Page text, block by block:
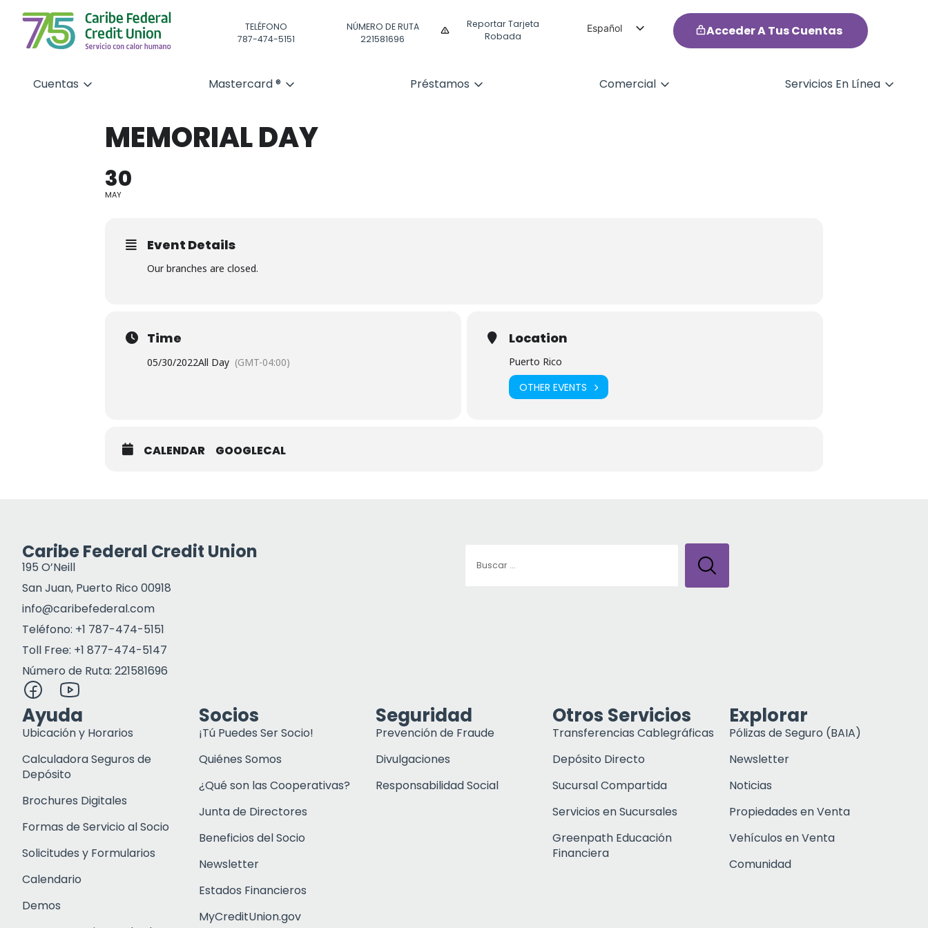
TELÉFONO
787-474-5151
NÚMERO DE RUTA
221581696
Reportar Tarjeta
Robada
Español
Acceder A Tus Cuentas
Cuentas Mastercard ® Préstamos Comercial Servicios En Línea
MEMORIAL DAY
30
MAY
Event Details
Our branches are closed.
Time
05/30/2022All Day (GMT-04:00)
Location
Puerto Rico
OTHER EVENTS
CALENDAR GOOGLECAL
Caribe Federal Credit Union
195 O’Neill
San Juan, Puerto Rico 00918
info@caribefederal.com
Teléfono: +1 787-474-5151
Toll Free: +1 877-474-5147
Número de Ruta: 221581696
Ayuda
Ubicación y Horarios
Calculadora Seguros de
Depósito
Brochures Digitales
Formas de Servicio al Socio
Solicitudes y Formularios
Calendario
Demos
Socios
¡Tú Puedes Ser Socio!
Quiénes Somos
¿Qué son las Cooperativas?
Junta de Directores
Beneficios del Socio
Newsletter
Estados Financieros
MyCreditUnion.gov
Seguridad
Prevención de Fraude
Divulgaciones
Responsabilidad Social
Otros Servicios
Transferencias Cablegráficas
Depósito Directo
Sucursal Compartida
Servicios en Sucursales
Greenpath Educación
Financiera
Explorar
Pólizas de Seguro (BAIA)
Newsletter
Noticias
Propiedades en Venta
Vehículos en Venta
Comunidad